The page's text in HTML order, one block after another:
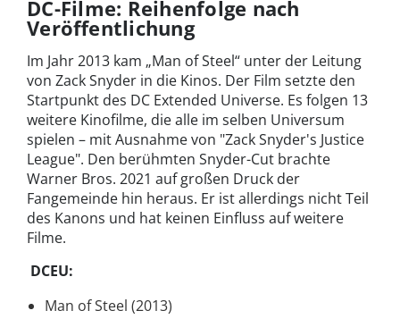
DC-Filme: Reihenfolge nach
Veröffentlichung
Im Jahr 2013 kam „Man of Steel“ unter der Leitung
von Zack Snyder in die Kinos. Der Film setzte den
Startpunkt des DC Extended Universe. Es folgen 13
weitere Kinofilme, die alle im selben Universum
spielen – mit Ausnahme von "Zack Snyder's Justice
League". Den berühmten Snyder-Cut brachte
Warner Bros. 2021 auf großen Druck der
Fangemeinde hin heraus. Er ist allerdings nicht Teil
des Kanons und hat keinen Einfluss auf weitere
Filme.
DCEU:
Man of Steel (2013)